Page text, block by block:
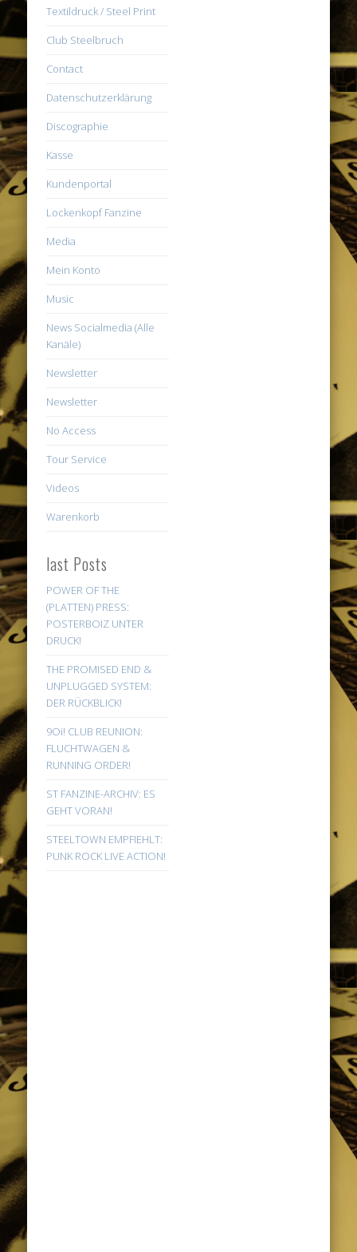
Textildruck / Steel Print
Club Steelbruch
Contact
Datenschutzerklärung
Discographie
Kasse
Kundenportal
Lockenkopf Fanzine
Media
Mein Konto
Music
News Socialmedia (Alle
Kanäle)
Newsletter
Newsletter
No Access
Tour Service
Videos
Warenkorb
last Posts
POWER OF THE
(PLATTEN) PRESS:
POSTERBOIZ UNTER
DRUCK!
THE PROMISED END &
UNPLUGGED SYSTEM:
DER RÜCKBLICK!
9Oi! CLUB REUNION:
FLUCHTWAGEN &
RUNNING ORDER!
ST FANZINE-ARCHIV: ES
GEHT VORAN!
STEELTOWN EMPFIEHLT:
PUNK ROCK LIVE ACTION!